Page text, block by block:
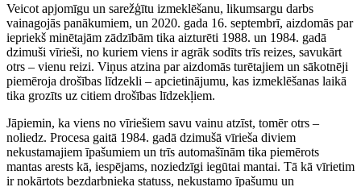
Veicot apjomīgu un sarežģītu izmeklēšanu, likumsargu darbs
vainagojās panākumiem, un 2020. gada 16. septembrī, aizdomās par
iepriekš minētajām zādzībām tika aizturēti 1988. un 1984. gadā
dzimuši vīrieši, no kuriem viens ir agrāk sodīts trīs reizes, savukārt
otrs – vienu reizi. Viņus atzina par aizdomās turētajiem un sākotnēji
piemēroja drošības līdzekli – apcietinājumu, kas izmeklēšanas laikā
tika grozīts uz citiem drošības līdzekļiem.
Jāpiemin, ka viens no vīriešiem savu vainu atzīst, tomēr otrs –
noliedz. Procesa gaitā 1984. gadā dzimušā vīrieša diviem
nekustamajiem īpašumiem un trīs automašīnām tika piemērots
mantas arests kā, iespējams, noziedzīgi iegūtai mantai. Tā kā vīrietim
ir nokārtots bezdarbnieka statuss, nekustamo īpašumu un